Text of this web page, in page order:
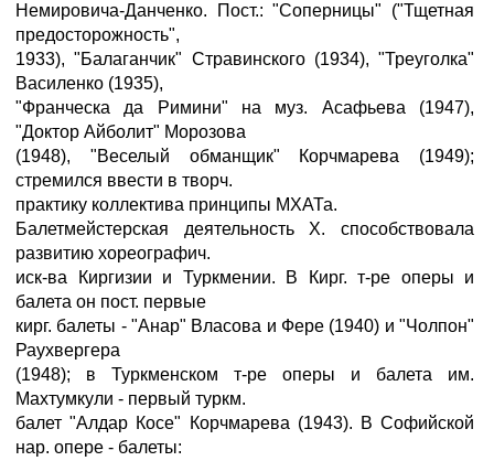
Немировича-Данченко. Пост.: "Соперницы" ("Тщетная
предосторожность",
1933), "Балаганчик" Стравинского (1934), "Треуголка"
Василенко (1935),
"Франческа да Римини" на муз. Асафьева (1947),
"Доктор Айболит" Морозова
(1948), "Веселый обманщик" Корчмарева (1949);
стремился ввести в творч.
практику коллектива принципы МХАТа.
Балетмейстерская деятельность X. способствовала
развитию хореографич.
иск-ва Киргизии и Туркмении. В Кирг. т-ре оперы и
балета он пост. первые
кирг. балеты - "Анар" Власова и Фере (1940) и "Чолпон"
Раухвергера
(1948); в Туркменском т-ре оперы и балета им.
Махтумкули - первый туркм.
балет "Алдар Косе" Корчмарева (1943). В Софийской
нар. опере - балеты: